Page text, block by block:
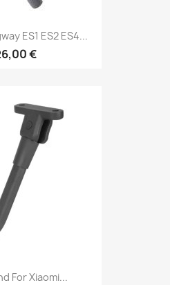
ES1 ES2 ES4...
€
For Xiaomi...